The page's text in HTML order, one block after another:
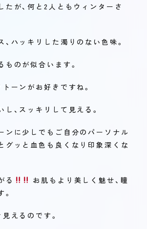
たが、何と2人ともウィンターさ
、ハッキリした濁りのない色味。
ものが似合います。
ーンがお好きですね。
、スッキリして見える。
ンに少しでもご自分のパーソナル
グッと血色も良くなり印象深くな
る
お肌もより美しく魅せ、瞳
えるのです。